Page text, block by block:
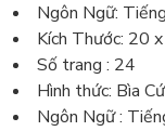
Ngôn Ngữ:
Kích Thước: 20
Số trang : 24
Hình thức: Bìa
Ngôn Ngữ :